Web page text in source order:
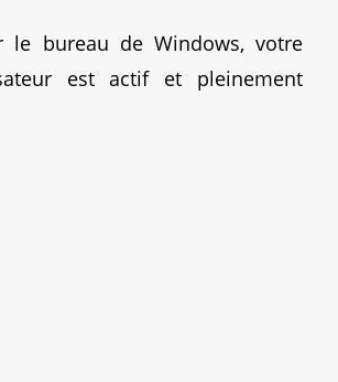
le bureau de Windows, votre
est actif et pleinement